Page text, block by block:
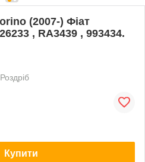
(2007-) Фіат
, RA3439 , 993434.
Роздріб
Купити